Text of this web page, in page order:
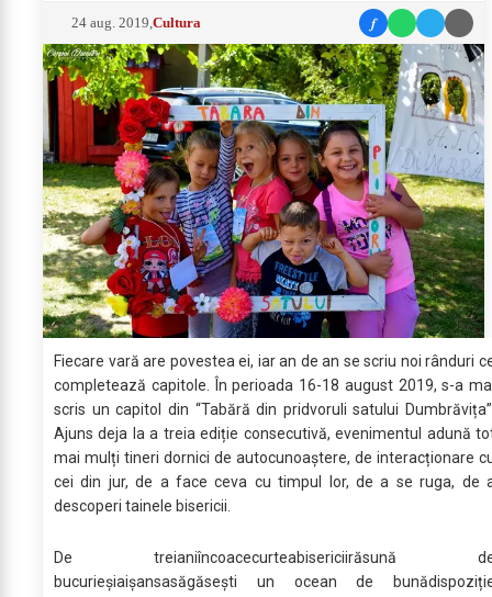
24 aug. 2019 ,Cultura f
Fiecare vară are povestea ei, iar an de an se scriu noi rânduri
completează capitole. În perioada 16-18 august 2019, s-a
scris un capitol din “Tabără din pridvoruli satului
Ajuns deja la a treia ediție consecutivă, evenimentul adună
mai mulți tineri dornici de autocunoaștere, de interacționare
cei din jur, de a face ceva cu timpul lor, de a se ruga, de
descoperi tainele bisericii.
De treianiîncoacecurteabisericiirăsună
bucurieșiaișansasăgăsești un ocean de